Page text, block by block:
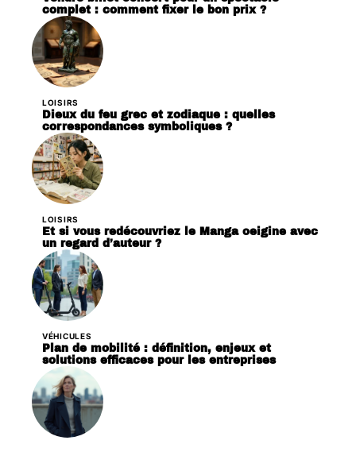
complet : comment fixer le bon prix ?
LOISIRS
Dieux du feu grec et zodiaque : quelles
correspondances symboliques ?
LOISIRS
Et si vous redécouvriez le Manga oeigine avec
un regard d’auteur ?
VÉHICULES
Plan de mobilité : définition, enjeux et
solutions efficaces pour les entreprises